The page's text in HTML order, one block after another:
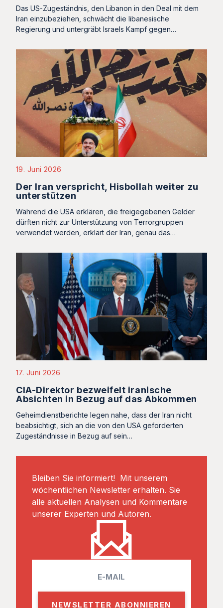
Das US-Zugeständnis, den Libanon in den Deal mit dem
Iran einzubeziehen, schwächt die libanesische
Regierung und untergräbt Israels Kampf gegen…
19. Juni 2026
Der Iran verspricht, Hisbollah weiter zu
unterstützen
Während die USA erklären, die freigegebenen Gelder
dürften nicht zur Unterstützung von Terrorgruppen
verwendet werden, erklärt der Iran, genau das…
17. Juni 2026
CIA-Direktor bezweifelt iranische
Absichten in Bezug auf das Abkommen
Geheimdienstberichte legen nahe, dass der Iran nicht
beabsichtigt, sich an die von den USA geforderten
Zugeständnisse in Bezug auf sein…
Bleiben Sie informiert! Mit unserem
wöchentlichen Newsletter erhalten. Sie
alle aktuellen Analysen und Kommentare
unserer Experten und Autoren.
a